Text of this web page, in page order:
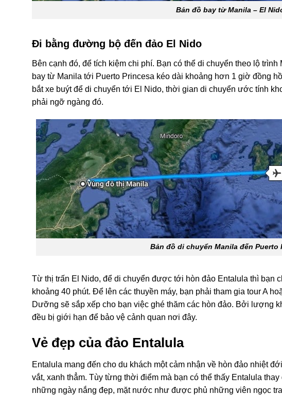
Bản đồ bay từ Manila – El
Đi bằng đường bộ đến đảo El Nido
Bên cạnh đó, để tích kiệm chi phí. Bạn có thể di chuyển theo lộ
bay từ Manila tới Puerto Princesa kéo dài khoảng hơn 1 giờ đồng
bắt xe buýt để di chuyển tới El Nido, thời gian di chuyển ước tính
phải ngỡ ngàng đó.
Bản đồ di chuyển Manila đến Puerto
Từ thị trấn El Nido, để di chuyển được tới hòn đảo Entalula thì bạn
khoảng 40 phút. Để lên các thuyền máy, bạn phải tham gia tour A
Dưỡng sẽ sắp xếp cho bạn việc ghé thăm các hòn đảo. Bởi lượng
đều bị giới hạn để bảo vệ cảnh quan nơi đây.
Vẻ đẹp của đảo Entalula
Entalula mang đến cho du khách một cảm nhận về hòn đảo nhiệt
vắt, xanh thẳm. Tùy từng thời điểm mà bạn có thể thấy Entalula
những ngày nắng đẹp, mặt nước như được phủ những viên ngọc